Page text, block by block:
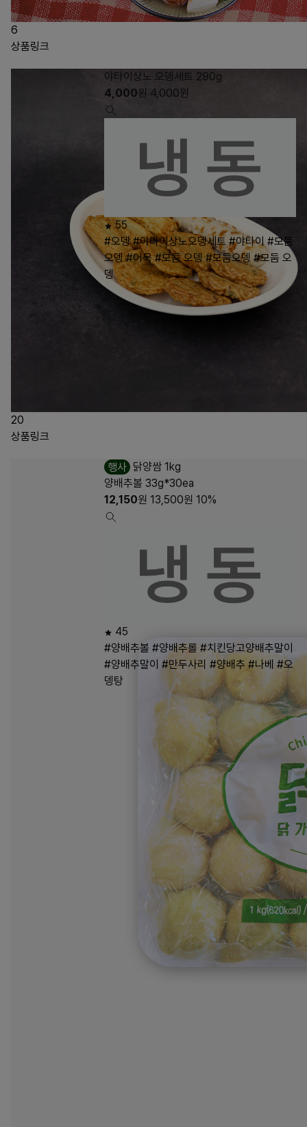
6
상품링크
20
야타이상노 오뎅세트 290g
4,000원 4,000원
55
#오뎅 #야타이상노오뎅세트 #야타이 #모듬
오뎅 #어묵 #모듬 오뎅 #모둠오뎅 #모둠 오
뎅
상품링크
행사 닭양쌈 1kg
양배추볼 33g*30ea
12,150원 13,500원 10%
45
#양배추볼 #양배추롤 #치킨당고양배추말이
#양배추말이 #만두사리 #양배추 #나베 #오
뎅탕